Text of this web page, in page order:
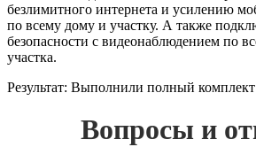
безлимитного интернета и усилению
по всему дому и участку. А также
безопасности с видеонаблюдением по
участка.
Результат: Выполнили полный комплект
Вопросы и